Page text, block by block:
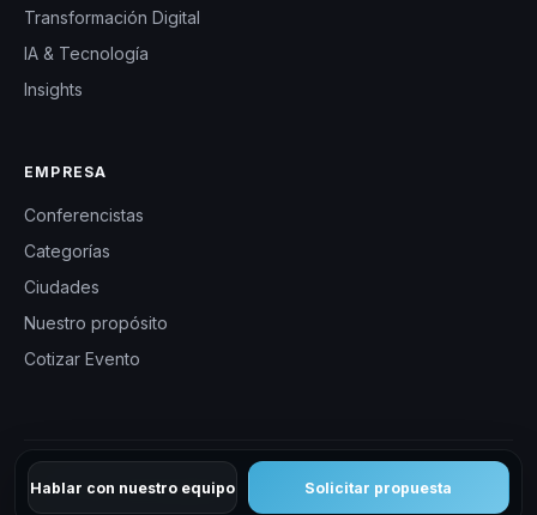
Hablar con nuestro equipo Solicitar propuesta
Transformación Digital
IA & Tecnología
Insights
EMPRESA
Conferencistas
Categorías
Ciudades
Nuestro propósito
Cotizar Evento
© 2026 CHM Argentina. Todos los derechos reservados.